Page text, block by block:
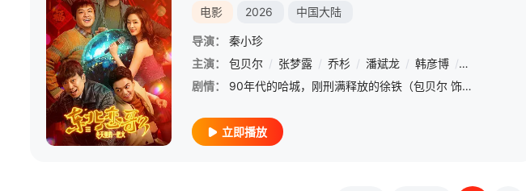
电影 2026 中国大陆
导演：
秦小珍
主演：
包贝尔 / 张梦露 / 乔杉 / 潘斌龙 / 韩彦博 / 韩云云
剧情：
90年代的哈城，刚刑满释放的徐铁（包贝尔 饰）偶遇装哑的舞女百灵（张梦露 饰），两人也在几次偶遇和深夜相伴中渐生情愫。直到除夕夜的温暖，让他们相互靠近，却又因现实隔阂，家人误解而屡屡拉扯。百灵为父还债
立即播放